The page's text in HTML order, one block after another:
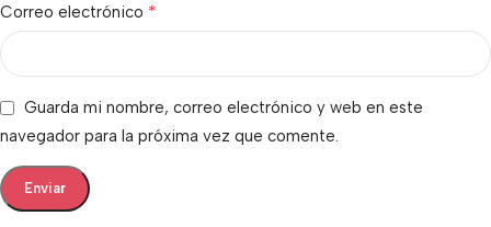
Correo electrónico *
Guarda mi nombre, correo electrónico y web en este
navegador para la próxima vez que comente.